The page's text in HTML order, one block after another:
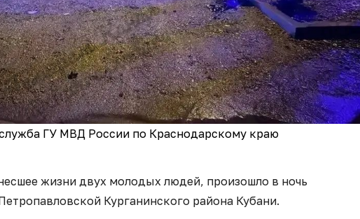
ГУ МВД России по Краснодарскому краю
жизни двух молодых людей, произошло в ночь
Курганинского района Кубани.